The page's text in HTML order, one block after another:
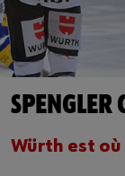
SPENGLER
Würth est